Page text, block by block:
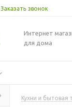
Заказать звонок
Интернет
для дома
Кухни и бытовая